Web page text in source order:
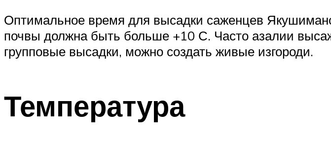
Оптимальное время для высадки саженцев
почвы должна быть больше +10 С. Часто азалии
групповые высадки, можно создать живые изгороди.
Температура